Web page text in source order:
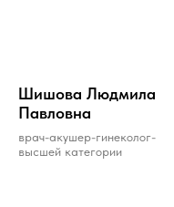
Шишова Людмила
Павловна
врач-акушер-гинеколог-
высшей категории